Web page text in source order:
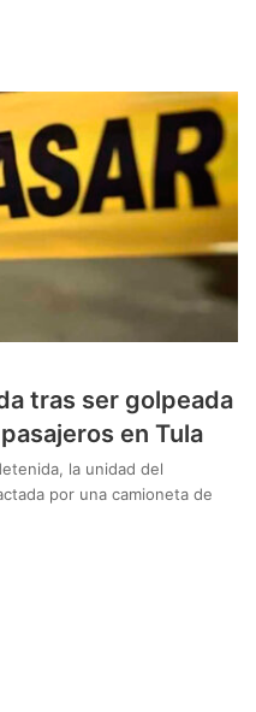
tras ser golpeada
en Tula
la unidad del
por una camioneta de